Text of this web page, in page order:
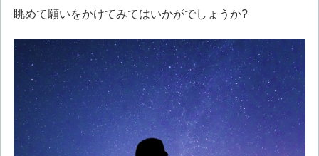
眺めて願いをかけてみてはいかがでしょうか?